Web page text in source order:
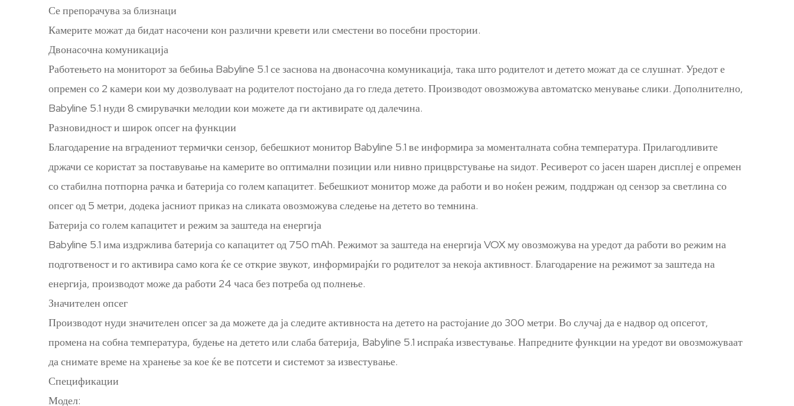
Се препорачува за близнаци
Камерите можат да бидат насочени кон различни кревети или сместени во посебни простории.
Двонасочна комуникација
Работењето на мониторот за бебиња Babyline 5.1 се заснова на двонасочна комуникација, така што родителот и детето можат да се слушнат. Уредот е
опремен со 2 камери кои му дозволуваат на родителот постојано да го гледа детето. Производот овозможува автоматско менување слики. Дополнително,
Babyline 5.1 нуди 8 смирувачки мелодии кои можете да ги активирате од далечина.
Разновидност и широк опсег на функции
Благодарение на вградениот термички сензор, бебешкиот монитор Babyline 5.1 ве информира за моменталната собна температура. Прилагодливите
држачи се користат за поставување на камерите во оптимални позиции или нивно прицврстување на ѕидот. Ресиверот со јасен шарен дисплеј е опремен
со стабилна потпорна рачка и батерија со голем капацитет. Бебешкиот монитор може да работи и во ноќен режим, поддржан од сензор за светлина со
опсег од 5 метри, додека јасниот приказ на сликата овозможува следење на детето во темнина.
Батерија со голем капацитет и режим за заштеда на енергија
Babyline 5.1 има издржлива батерија со капацитет од 750 mAh. Режимот за заштеда на енергија VOX му овозможува на уредот да работи во режим на
подготвеност и го активира само кога ќе се открие звукот, информирајќи го родителот за некоја активност. Благодарение на режимот за заштеда на
енергија, производот може да работи 24 часа без потреба од полнење.
Значителен опсег
Производот нуди значителен опсег за да можете да ја следите активноста на детето на растојание до 300 метри. Во случај да е надвор од опсегот,
промена на собна температура, будење на детето или слаба батерија, Babyline 5.1 испраќа известување. Напредните функции на уредот ви овозможуваат
да снимате време на хранење за кое ќе ве потсети и системот за известување.
Спецификации
Модел: